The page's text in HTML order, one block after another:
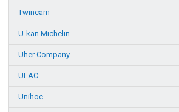
Twincam
U-kan Michelin
Uher Company
ULÄC
Unihoc